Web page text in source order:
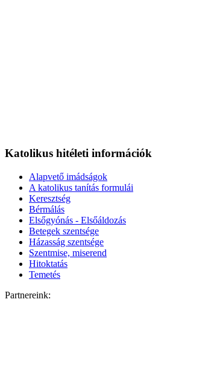
Katolikus hitéleti információk
Alapvető imádságok
A katolikus tanítás formulái
Keresztség
Bérmálás
Elsőgyónás - Elsőáldozás
Betegek szentsége
Házasság szentsége
Szentmise, miserend
Hitoktatás
Temetés
Partnereink: